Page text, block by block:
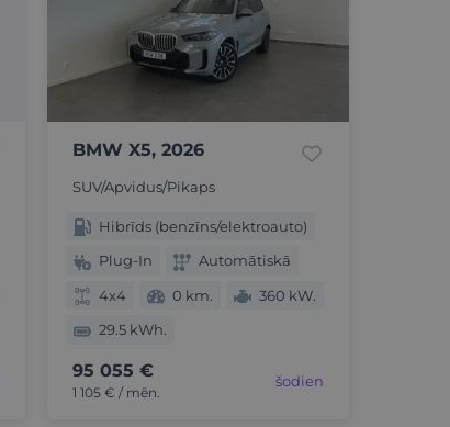
BMW X5, 2026
SUV/Apvidus/Pikaps
Hibrīds (benzīns/elektroauto)
Plug-In
Automātiskā
4x4
0 km.
360 kW.
29.5 kWh.
95 055 €
1 105 € / mēn.
šodien